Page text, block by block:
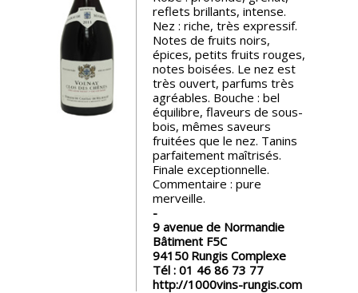
Spiritueux
Notes
de
dégustation
reflets brillants, intense.
Nez : riche, très expressif.
Notes de fruits noirs,
épices, petits fruits rouges,
notes boisées. Le nez est
très ouvert, parfums très
agréables. Bouche : bel
équilibre, flaveurs de sous-
bois, mêmes saveurs
fruitées que le nez. Tanins
parfaitement maîtrisés.
Finale exceptionnelle.
Commentaire : pure
merveille.
9 avenue de Normandie
Bâtiment F5C
94150 Rungis Complexe
Tél : 01 46 86 73 77
http://1000vins-rungis.com